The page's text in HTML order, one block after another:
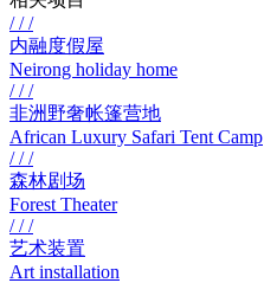
/ / /
内融度假屋
Neirong holiday home
/ / /
非洲野奢帐篷营地
African Luxury Safari Tent Camp
/ / /
森林剧场
Forest Theater
/ / /
艺术装置
Art installation